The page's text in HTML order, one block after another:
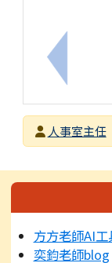
上一筆：
發布者人事室主任
左邊區域內容
方方老師AI工
奕鈞老師blog